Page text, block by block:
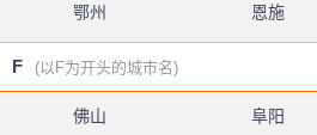
鄂州 恩施
F (以F为开头的城市名)
佛山 阜阳